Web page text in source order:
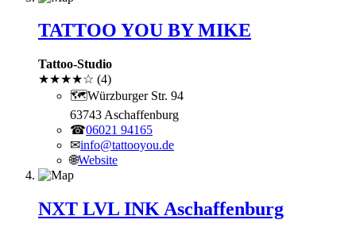
TATTOO YOU BY MIKE
Tattoo-Studio
★★★★☆ (4)
🗺Würzburger Str. 94
63743 Aschaffenburg
☎06021 94165
✉info@tattooyou.de
🌐Website
NXT LVL INK Aschaffenburg